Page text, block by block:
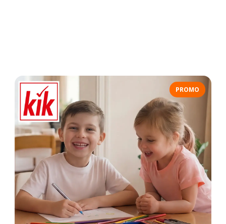
PROMO